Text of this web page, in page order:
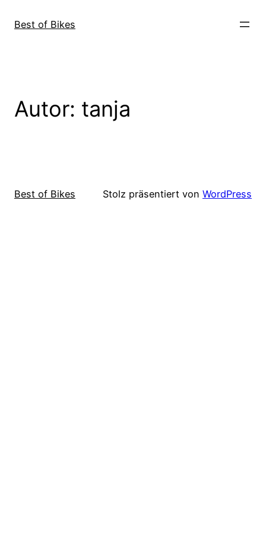
zumBest of Bikes
Autor: tanja
Best of Bikes Stolz präsentiert von WordPress